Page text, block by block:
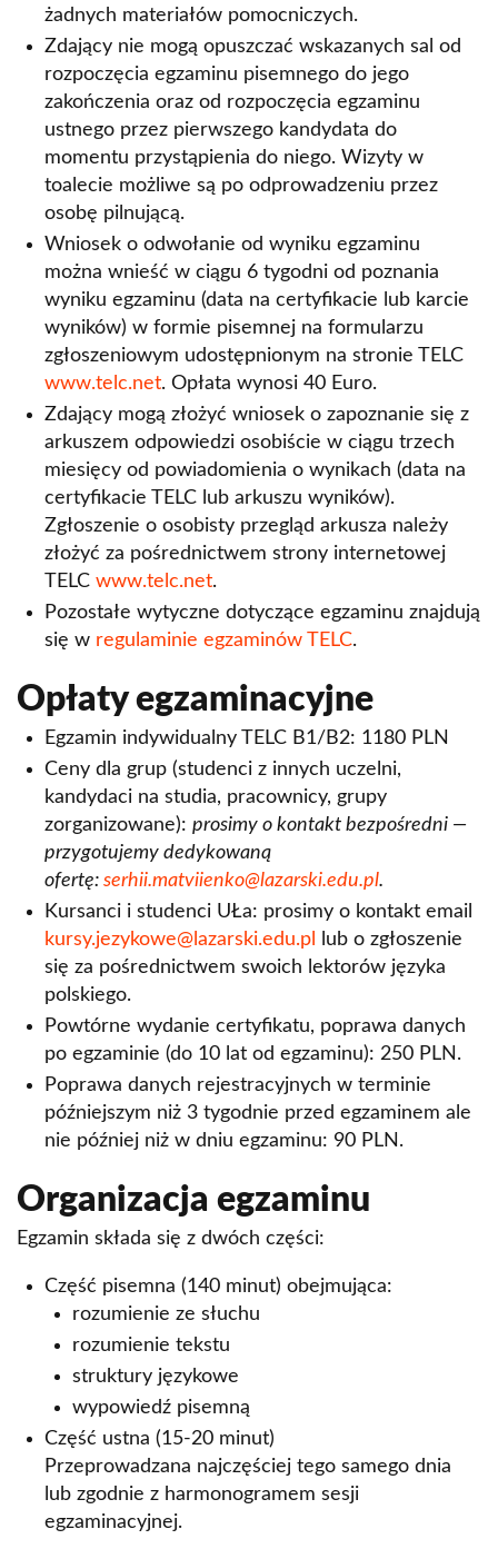
żadnych materiałów pomocniczych.
Zdający nie mogą opuszczać wskazanych sal od
rozpoczęcia egzaminu pisemnego do jego
zakończenia oraz od rozpoczęcia egzaminu
ustnego przez pierwszego kandydata do
momentu przystąpienia do niego. Wizyty w
toalecie możliwe są po odprowadzeniu przez
osobę pilnującą.
Wniosek o odwołanie od wyniku egzaminu
można wnieść w ciągu 6 tygodni od poznania
wyniku egzaminu (data na certyfikacie lub karcie
wyników) w formie pisemnej na formularzu
zgłoszeniowym udostępnionym na stronie TELC
www.telc.net. Opłata wynosi 40 Euro.
Zdający mogą złożyć wniosek o zapoznanie się z
arkuszem odpowiedzi osobiście w ciągu trzech
miesięcy od powiadomienia o wynikach (data na
certyfikacie TELC lub arkuszu wyników).
Zgłoszenie o osobisty przegląd arkusza należy
złożyć za pośrednictwem strony internetowej
TELC www.telc.net.
Pozostałe wytyczne dotyczące egzaminu znajdują
się w regulaminie egzaminów TELC.
Opłaty egzaminacyjne
Egzamin indywidualny TELC B1/B2: 1180 PLN
Ceny dla grup (studenci z innych uczelni,
kandydaci na studia, pracownicy, grupy
zorganizowane): prosimy o kontakt bezpośredni —
przygotujemy dedykowaną
ofertę: serhii.matviienko@lazarski.edu.pl.
Kursanci i studenci UŁa: prosimy o kontakt email
kursy.jezykowe@lazarski.edu.pl
lub o zgłoszenie
się za pośrednictwem swoich lektorów języka
polskiego.
Powtórne wydanie certyfikatu, poprawa danych
po egzaminie (do 10 lat od egzaminu): 250 PLN.
Poprawa danych rejestracyjnych w terminie
późniejszym niż 3 tygodnie przed egzaminem ale
nie później niż w dniu egzaminu: 90 PLN.
Organizacja egzaminu
Egzamin składa się z dwóch części:
Część pisemna (140 minut) obejmująca:
rozumienie ze słuchu
rozumienie tekstu
struktury językowe
wypowiedź pisemną
Część ustna (15-20 minut)
Przeprowadzana najczęściej tego samego dnia
lub zgodnie z harmonogramem sesji
egzaminacyjnej.